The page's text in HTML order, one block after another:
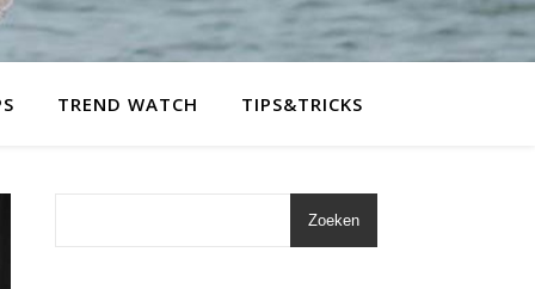
TREND WATCH TIPS&TRICKS
Zoeken